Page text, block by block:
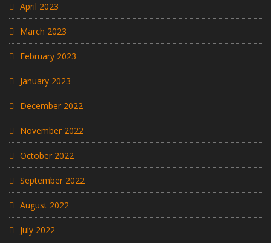
April 2023
March 2023
February 2023
January 2023
December 2022
November 2022
October 2022
September 2022
August 2022
July 2022